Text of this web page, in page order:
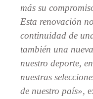
más su
Esta renovación
continuidad de
también una
nuestro deporte,
nuestras
de nuestro país»,